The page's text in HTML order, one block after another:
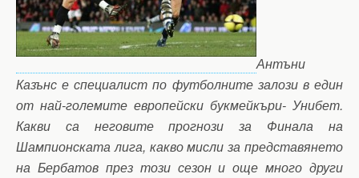
Антъни
Казънс е специалист по футболните залози в един
от най-големите европейски букмейкъри- Унибет.
Какви са неговите прогнози за Финала на
Шампионската лига, какво мисли за представянето
на Бербатов през този сезон и още много други